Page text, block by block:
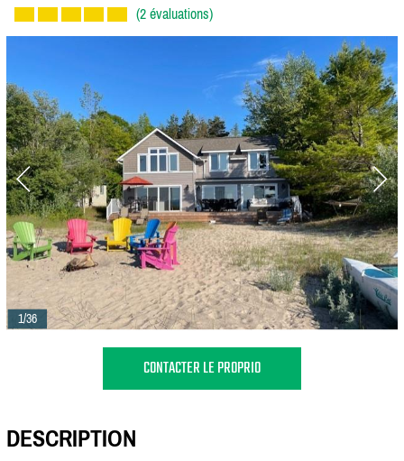
(2 évaluations)
1/36
CONTACTER LE PROPRIO
DESCRIPTION